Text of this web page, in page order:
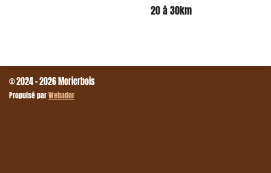
20 à 30km
© 2024 - 2026 Morierbois
Propulsé parWebador